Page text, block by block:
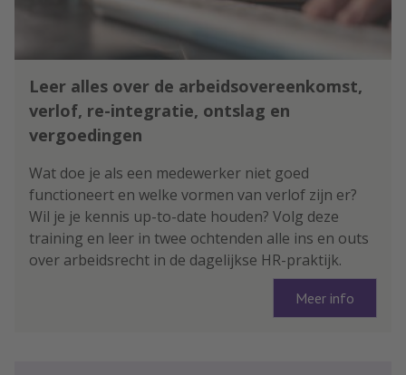
Leer alles over de arbeidsovereenkomst,
verlof, re-integratie, ontslag en
vergoedingen
Wat doe je als een medewerker niet goed
functioneert en welke vormen van verlof zijn er?
Wil je je kennis up-to-date houden? Volg deze
training en leer in twee ochtenden alle ins en outs
over arbeidsrecht in de dagelijkse HR-praktijk.
Meer info